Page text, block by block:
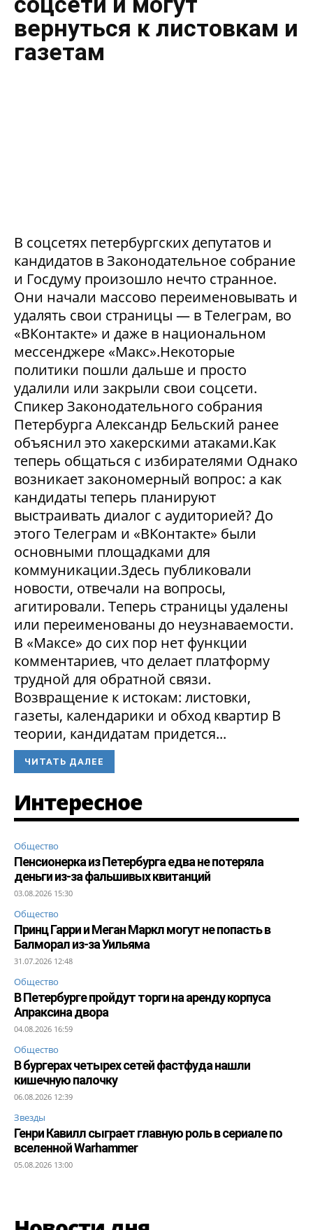
вернуться к листовкам и
газетам
В соцсетях петербургских депутатов и
кандидатов в Законодательное собрание
и Госдуму произошло нечто странное.
Они начали массово переименовывать и
удалять свои страницы — в Телеграм, во
«ВКонтакте» и даже в национальном
мессенджере «Макс».Некоторые
политики пошли дальше и просто
удалили или закрыли свои соцсети.
Спикер Законодательного собрания
Петербурга Александр Бельский ранее
объяснил это хакерскими атаками.Как
теперь общаться с избирателями Однако
возникает закономерный вопрос: а как
кандидаты теперь планируют
выстраивать диалог с аудиторией? До
этого Телеграм и «ВКонтакте» были
основными площадками для
коммуникации.Здесь публиковали
новости, отвечали на вопросы,
агитировали. Теперь страницы удалены
или переименованы до неузнаваемости.
В «Максе» до сих пор нет функции
комментариев, что делает платформу
трудной для обратной связи.
Возвращение к истокам: листовки,
газеты, календарики и обход квартир В
теории, кандидатам придется...
ЧИТАТЬ ДАЛЕЕ
Интересное
Общество
Пенсионерка из Петербурга едва не потеряла
деньги из-за фальшивых квитанций
03.08.2026 15:30
Общество
Принц Гарри и Меган Маркл могут не попасть в
Балморал из-за Уильяма
31.07.2026 12:48
Общество
В Петербурге пройдут торги на аренду корпуса
Апраксина двора
04.08.2026 16:59
Общество
В бургерах четырех сетей фастфуда нашли
кишечную палочку
06.08.2026 12:39
Звезды
Генри Кавилл сыграет главную роль в сериале по
вселенной Warhammer
05.08.2026 13:00